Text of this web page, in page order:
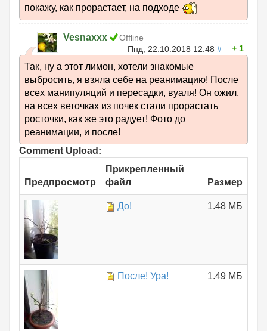
покажу, как прорастает, на подходе
Vesnaxxx
Offline
Пнд, 22.10.2018 12:48 # 1
Так, ну а этот лимон, хотели знакомые
выбросить, я взяла себе на реанимацию! После
всех манипуляций и пересадки, вуаля! Он ожил,
на всех веточках из почек стали прорастать
росточки, как же это радует! Фото до
реанимации, и после!
Comment Upload:
Предпросмотр
Прикрепленный
файл
Размер
До! 1.48 МБ
После! Ура! 1.49 МБ